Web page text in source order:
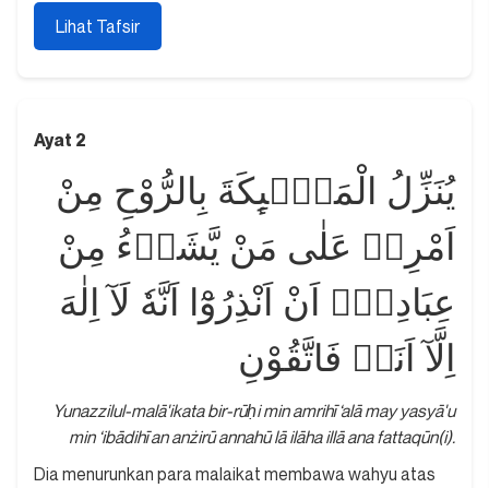
Lihat Tafsir
Ayat 2
يُنَزِّلُ الْمَلٰۤىِٕكَةَ بِالرُّوْحِ مِنْ
اَمْرِهٖ عَلٰى مَنْ يَّشَاۤءُ مِنْ
عِبَادِهٖٓ اَنْ اَنْذِرُوْٓا اَنَّهٗ لَآ اِلٰهَ
اِلَّآ اَنَا۠ فَاتَّقُوْنِ
Yunazzilul-malā'ikata bir-rūḥi min amrihī ‘alā may yasyā'u
min ‘ibādihī an anżirū annahū lā ilāha illā ana fattaqūn(i).
Dia menurunkan para malaikat membawa wahyu atas